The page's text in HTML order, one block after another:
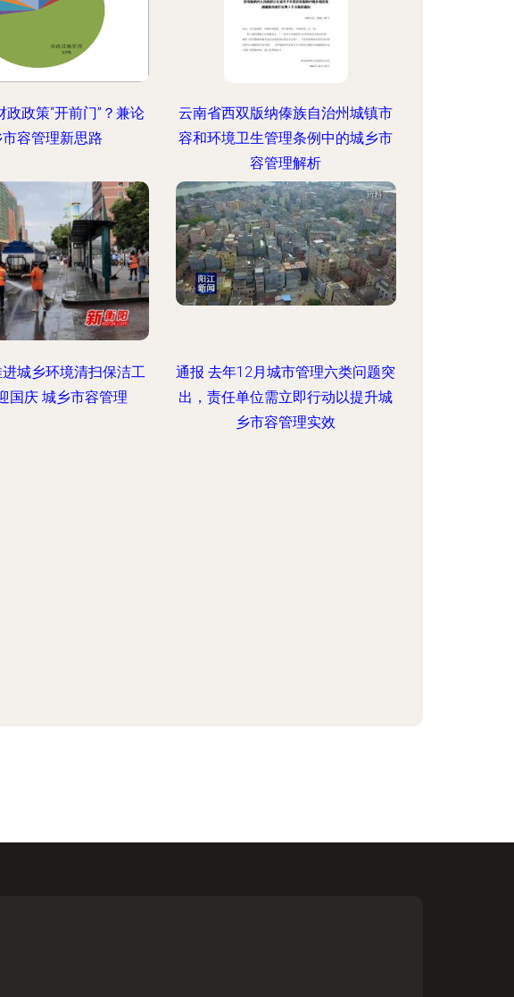
政政策“开前门”？兼论
容管理新思路
云南省西双版纳傣族自治州城镇市
容和环境卫生管理条例中的城乡市
容管理解析
城乡环境清扫保洁工
国庆 城乡市容管理
通报 去年12月城市管理六类问题突
出，责任单位需立即行动以提升城
乡市容管理实效